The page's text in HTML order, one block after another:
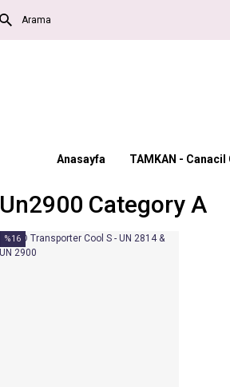
Anasayfa TAMKAN - Canacil
Un2900 Category A
%16